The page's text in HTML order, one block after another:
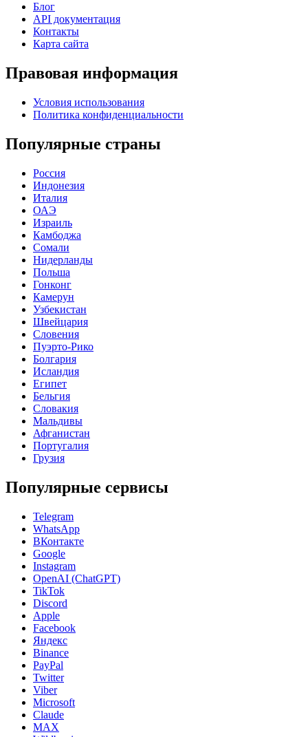
Блог
API документация
Контакты
Карта сайта
Правовая информация
Условия использования
Политика конфиденциальности
Популярные страны
Россия
Индонезия
Италия
ОАЭ
Израиль
Камбоджа
Сомали
Нидерланды
Польша
Гонконг
Камерун
Узбекистан
Швейцария
Словения
Пуэрто-Рико
Болгария
Исландия
Египет
Бельгия
Словакия
Мальдивы
Афганистан
Португалия
Грузия
Популярные сервисы
Telegram
WhatsApp
ВКонтакте
Google
Instagram
OpenAI (ChatGPT)
TikTok
Discord
Apple
Facebook
Яндекс
Binance
PayPal
Twitter
Viber
Microsoft
Claude
MAX